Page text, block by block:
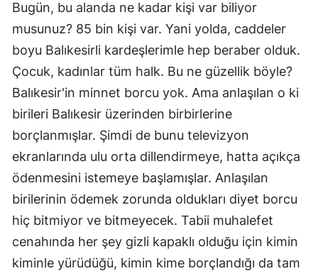
Bugün, bu alanda ne kadar kişi var biliyor
musunuz? 85 bin kişi var. Yani yolda, caddeler
boyu Balıkesirli kardeşlerimle hep beraber olduk.
Çocuk, kadınlar tüm halk. Bu ne güzellik böyle?
Balıkesir'in minnet borcu yok. Ama anlaşılan o ki
birileri Balıkesir üzerinden birbirlerine
borçlanmışlar. Şimdi de bunu televizyon
ekranlarında ulu orta dillendirmeye, hatta açıkça
ödenmesini istemeye başlamışlar. Anlaşılan
birilerinin ödemek zorunda oldukları diyet borcu
hiç bitmiyor ve bitmeyecek. Tabii muhalefet
cenahında her şey gizli kapaklı olduğu için kimin
kiminle yürüdüğü, kimin kime borçlandığı da tam